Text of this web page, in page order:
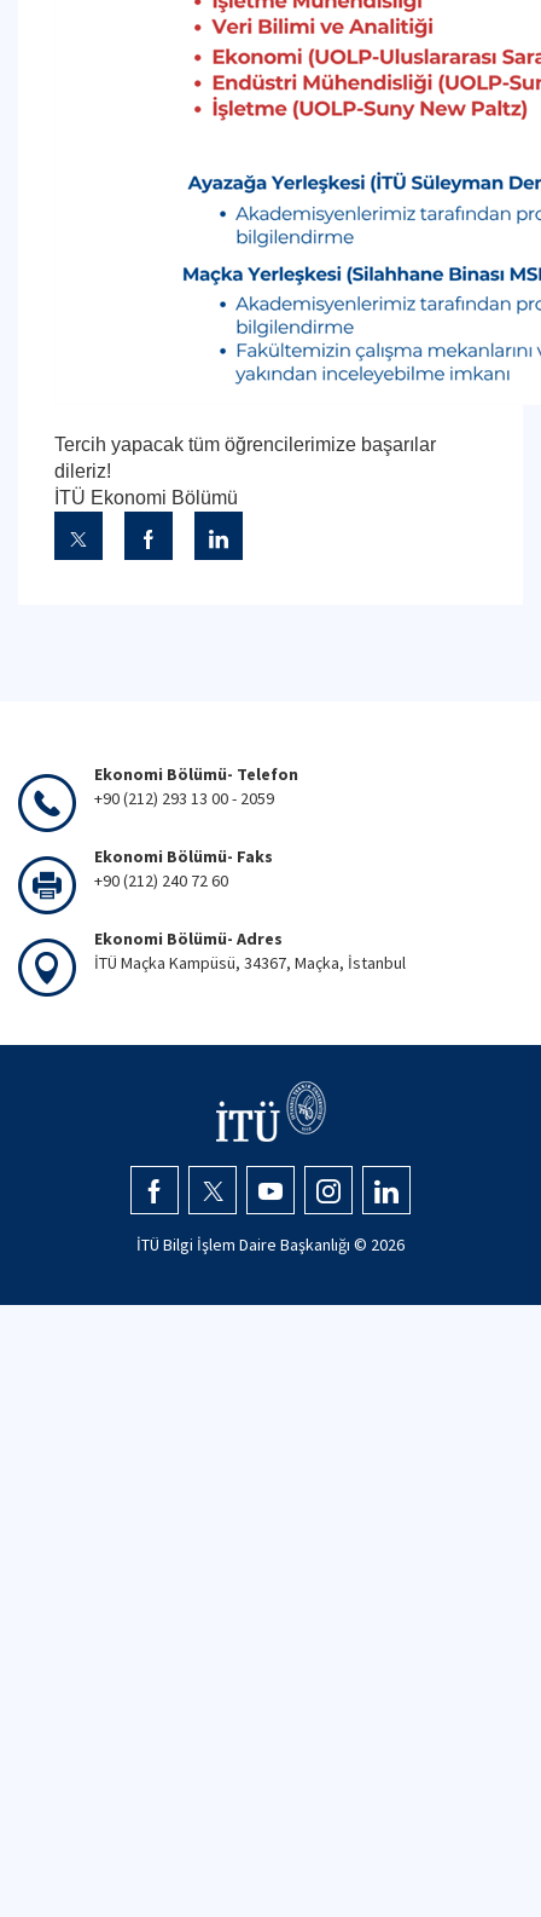
Tercih yapacak tüm öğrencilerimize başarılar
dileriz!
İTÜ Ekonomi Bölümü
Ekonomi Bölümü- Telefon
+90 (212) 293 13 00 - 2059
Ekonomi Bölümü- Faks
+90 (212) 240 72 60
Ekonomi Bölümü- Adres
İTÜ Maçka Kampüsü, 34367, Maçka, İstanbul
İTÜ Bilgi İşlem Daire Başkanlığı © 2026